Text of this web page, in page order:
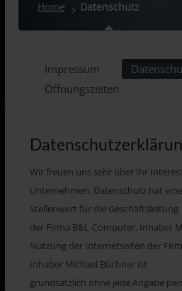
Home Datenschutz
Impressum
Öffnungszeiten
Wir freuen uns sehr über Ihr
Unternehmen. Datenschutz hat
Stellenwert für die Geschäftsleitung
der Firma B&L-Computer, Inhaber
Nutzung der Internetseiten der
Inhaber Michael Büchner ist
grundsätzlich ohne jede Angabe